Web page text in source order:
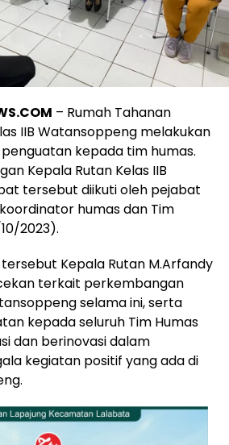
– Rumah Tahanan
IIB Watansoppeng melakukan
kepada tim humas.
Kepala Rutan Kelas IIB
tersebut diikuti oleh pejabat
humas dan Tim
2023).
Kepala Rutan M.Arfandy
terkait perkembangan
selama ini, serta
kepada seluruh Tim Humas
dan berinovasi dalam
kegiatan positif yang ada di